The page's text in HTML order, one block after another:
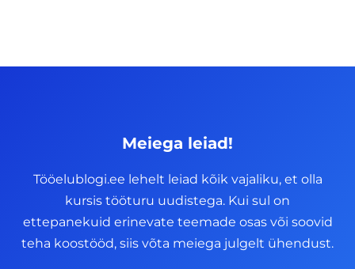
Meiega leiad!
Tööelublogi.ee lehelt leiad kõik vajaliku, et olla
kursis tööturu uudistega. Kui sul on
ettepanekuid erinevate teemade osas või soovid
teha koostööd, siis võta meiega julgelt ühendust.